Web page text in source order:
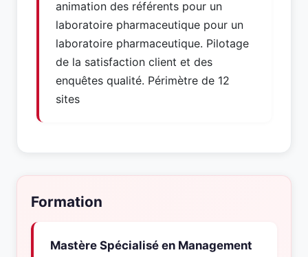
animation des référents pour un
laboratoire pharmaceutique pour un
laboratoire pharmaceutique. Pilotage
de la satisfaction client et des
enquêtes qualité. Périmètre de 12
sites
Formation
Mastère Spécialisé en Management